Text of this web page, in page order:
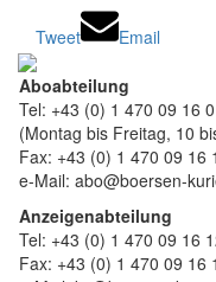
Tweet Email
Aboabteilung
Tel: +43 (0) 1 470 09 16 0
(Montag bis Freitag, 10
Fax: +43 (0) 1 470 09 16
e-Mail: abo@boersen-
Anzeigenabteilung
Tel: +43 (0) 1 470 09 16
Fax: +43 (0) 1 470 09 16